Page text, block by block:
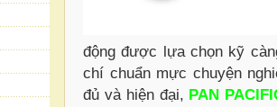
động được lựa chọn kỹ
chí chuẩn mực chuyện
đủ và hiện đại, PAN